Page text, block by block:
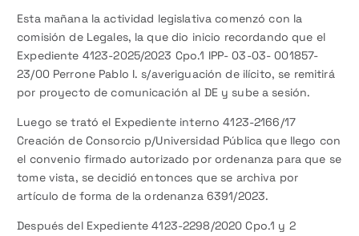
Esta mañana la actividad legislativa comenzó con la
comisión de Legales, la que dio inicio recordando que el
Expediente 4123-2025/2023 Cpo.1 IPP- 03-03- 001857-
23/00 Perrone Pablo I. s/averiguación de ilícito, se remitirá
por proyecto de comunicación al DE y sube a sesión.
Luego se trató el Expediente interno 4123-2166/17
Creación de Consorcio p/Universidad Pública que llego con
el convenio firmado autorizado por ordenanza para que se
tome vista, se decidió entonces que se archiva por
artículo de forma de la ordenanza 6391/2023.
Después del Expediente 4123-2298/2020 Cpo.1 y 2